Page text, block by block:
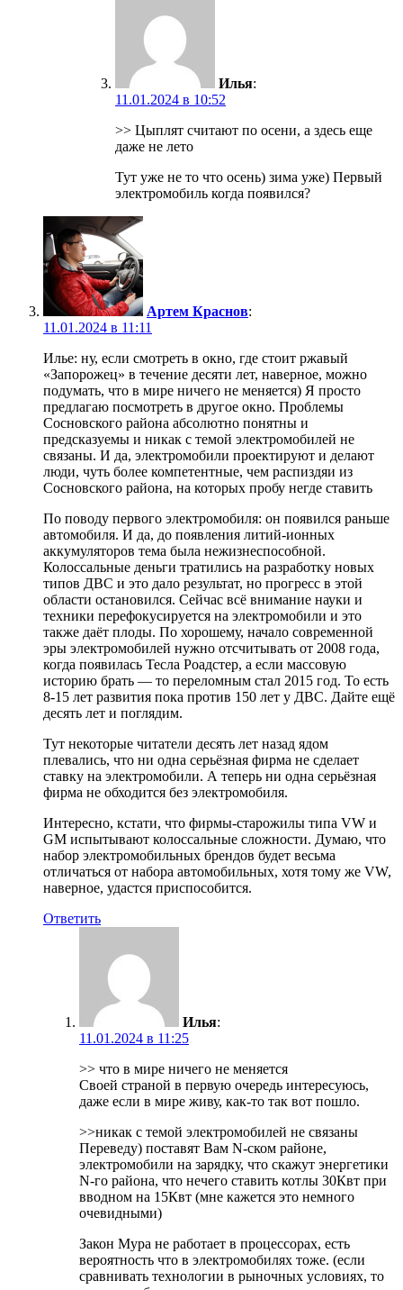
Илья:
11.01.2024 в 10:52
>> Цыплят считают по осени, а здесь еще
даже не лето
Тут уже не то что осень) зима уже) Первый
электромобиль когда появился?
Артем Краснов:
11.01.2024 в 11:11
Илье: ну, если смотреть в окно, где стоит ржавый
«Запорожец» в течение десяти лет, наверное, можно
подумать, что в мире ничего не меняется) Я просто
предлагаю посмотреть в другое окно. Проблемы
Сосновского района абсолютно понятны и
предсказуемы и никак с темой электромобилей не
связаны. И да, электромобили проектируют и делают
люди, чуть более компетентные, чем распиздяи из
Сосновского района, на которых пробу негде ставить
По поводу первого электромобиля: он появился раньше
автомобиля. И да, до появления литий-ионных
аккумуляторов тема была нежизнеспособной.
Колоссальные деньги тратились на разработку новых
типов ДВС и это дало результат, но прогресс в этой
области остановился. Сейчас всё внимание науки и
техники перефокусируется на электромобили и это
также даёт плоды. По хорошему, начало современной
эры электромобилей нужно отсчитывать от 2008 года,
когда появилась Тесла Роадстер, а если массовую
историю брать — то переломным стал 2015 год. То есть
8-15 лет развития пока против 150 лет у ДВС. Дайте ещё
десять лет и поглядим.
Тут некоторые читатели десять лет назад ядом
плевались, что ни одна серьёзная фирма не сделает
ставку на электромобили. А теперь ни одна серьёзная
фирма не обходится без электромобиля.
Интересно, кстати, что фирмы-старожилы типа VW и
GM испытывают колоссальные сложности. Думаю, что
набор электромобильных брендов будет весьма
отличаться от набора автомобильных, хотя тому же VW,
наверное, удастся приспособится.
Ответить
Илья:
11.01.2024 в 11:25
>> что в мире ничего не меняется
Своей страной в первую очередь интересуюсь,
даже если в мире живу, как-то так вот пошло.
>>никак с темой электромобилей не связаны
Переведу) поставят Вам N-ском районе,
электромобили на зарядку, что скажут энергетики
N-го района, что нечего ставить котлы 30Квт при
вводном на 15Квт (мне кажется это немного
очевидными)
Закон Мура не работает в процессорах, есть
вероятность что в электромобилях тоже. (если
сравнивать технологии в рыночных условиях, то